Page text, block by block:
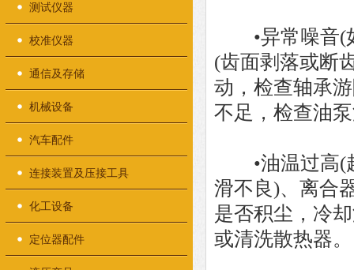
测试仪器
校准仪器
通信及存储
机械设备
汽车配件
连接装置及压接工具
化工设备
定位器配件
•异常噪音(如
(齿面剥落或断
动，检查轴承
不足，检查油
•油温过高(
滑不良)、离合
是否积尘，冷
或清洗散热器。